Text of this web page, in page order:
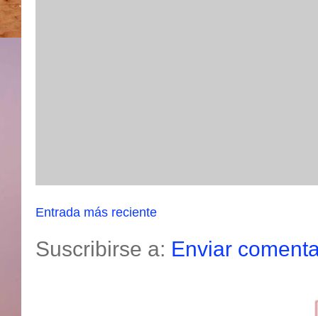
Entrada más reciente
Suscribirse a: Enviar